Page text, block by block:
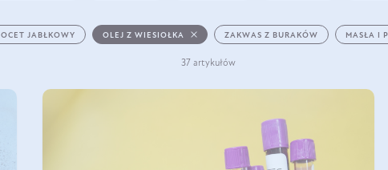
OCET JABŁKOWY OLEJ Z WIESIOŁKA ZAKWAS Z BURAKÓW MASŁA I
37 artykułów